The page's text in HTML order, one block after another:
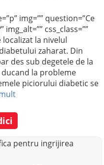
img=”” question=”Ce
css_class=””
la nivelul
zaharat. Din
des sub degetele de la
la probleme
piciorului diabetic se